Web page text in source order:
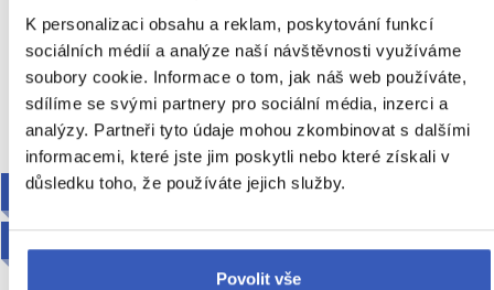
K personalizaci obsahu a reklam, poskytování funkcí
sociálních médií a analýze naší návštěvnosti využíváme
soubory cookie. Informace o tom, jak náš web používáte,
sdílíme se svými partnery pro sociální média, inzerci a
analýzy. Partneři tyto údaje mohou zkombinovat s dalšími
informacemi, které jste jim poskytli nebo které získali v
důsledku toho, že používáte jejich služby.
Povolit vše
Cena za 1 osobu
Ukaž
AUTOBUSEM RADYNACESTU